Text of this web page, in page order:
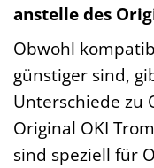
anstelle des
Obwohl
günstiger sind,
Unterschiede zu
Original OKI
sind speziell für